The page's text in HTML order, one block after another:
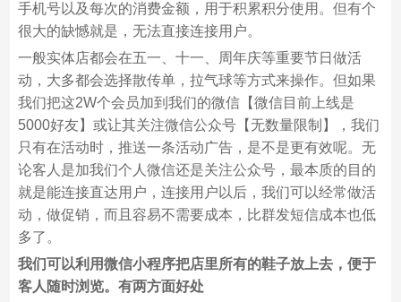
手机号以及每次的消费金额，用于积累积分使用。但有个
很大的缺憾就是，无法直接连接用户。
一般实体店都会在五一、十一、周年庆等重要节日做活
动，大多都会选择散传单，拉气球等方式来操作。但如果
我们把这2W个会员加到我们的微信【微信目前上线是
5000好友】或让其关注微信公众号【无数量限制】，我们
只有在活动时，推送一条活动广告，是不是更有效呢。无
论客人是加我们个人微信还是关注公众号，最本质的目的
就是能连接直达用户，连接用户以后，我们可以经常做活
动，做促销，而且容易不需要成本，比群发短信成本也低
多了。
我们可以利用微信小程序把店里所有的鞋子放上去，便于
客人随时浏览。 有两方面好处